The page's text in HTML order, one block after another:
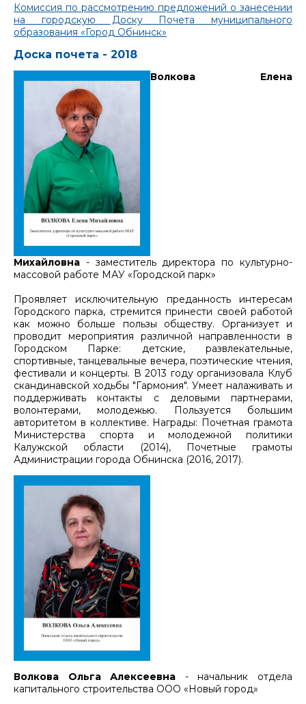
Комиссия по рассмотрению предложений о занесении
на городскую Доску Почета муниципального
образования «Город Обнинск»
Доска почета - 2018
Волкова Елена
Михайловна - заместитель директора по культурно-
массовой работе МАУ «Городской парк»
Проявляет исключительную преданность интересам
Городского парка, стремится принести своей работой
как можно больше пользы обществу. Организует и
проводит мероприятия различной направленности в
Городском Парке: детские, развлекательные,
спортивные, танцевальные вечера, поэтические чтения,
фестивали и концерты. В 2013 году организовала Клуб
скандинавской ходьбы "Гармония". Умеет налаживать и
поддерживать контакты с деловыми партнерами,
волонтерами, молодежью. Пользуется большим
авторитетом в коллективе. Награды: Почетная грамота
Министерства спорта и молодежной политики
Калужской области (2014), Почетные грамоты
Администрации города Обнинска (2016, 2017).
Волкова Ольга Алексеевна - начальник отдела
капитального строительства ООО «Новый город»